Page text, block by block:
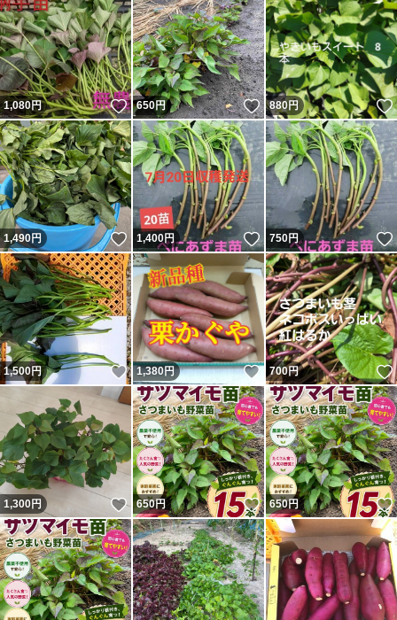
1,080円 いいね！
650円 いいね！
880円
1,490円 いいね！
1,400円 いいね！
750円
1,500円 いいね！
1,380円 いいね！
700円
1,300円 いいね！
650円 いいね！
650円